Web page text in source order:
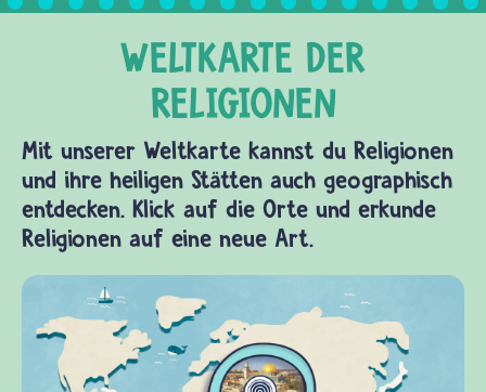
Mit unserer Weltkarte kannst du Religionen
und ihre heiligen Stätten auch geographisch
entdecken. Klick auf die Orte und erkunde
Religionen auf eine neue Art.